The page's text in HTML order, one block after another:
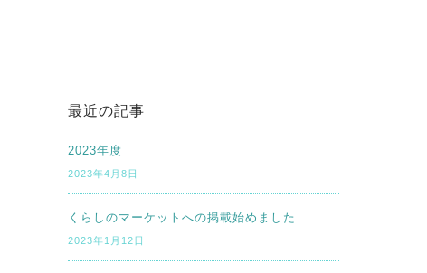
最近の記事
2023年度
2023年4月8日
くらしのマーケットへの掲載始めました
2023年1月12日